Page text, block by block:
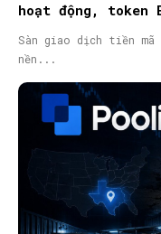
hoạt động, token
Sàn giao dịch tiền mã
nền...